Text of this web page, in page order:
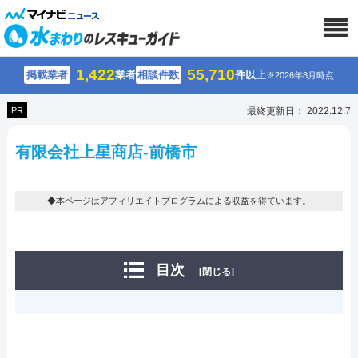
掲載業者 1,422業者相談件数 55,710件以上※2026年8月時点
PR 最終更新日： 2022.12.7
有限会社上星商店-前橋市
◆本ページはアフィリエイトプログラムによる収益を得ています。
目次 [閉じる]